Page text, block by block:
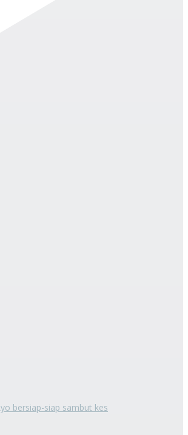
bersiap-siap sambut kes